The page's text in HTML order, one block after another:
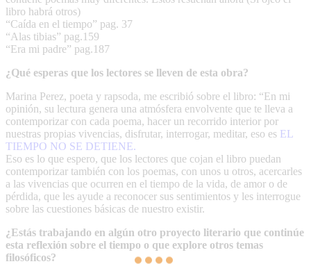
libro habrá otros)
“Caída en el tiempo” pag. 37
“Alas tibias” pag.159
“Era mi padre” pag.187
¿Qué esperas que los lectores se lleven de esta obra?
Marina Perez, poeta y rapsoda, me escribió sobre el libro: “En mi
opinión, su lectura genera una atmósfera envolvente que te lleva a
contemporizar con cada poema, hacer un recorrido interior por
nuestras propias vivencias, disfrutar, interrogar, meditar, eso es EL
TIEMPO NO SE DETIENE.
Eso es lo que espero, que los lectores que cojan el libro puedan
contemporizar también con los poemas, con unos u otros, acercarles
a las vivencias que ocurren en el tiempo de la vida, de amor o de
pérdida, que les ayude a reconocer sus sentimientos y les interrogue
sobre las cuestiones básicas de nuestro existir.
¿Estás trabajando en algún otro proyecto literario que continúe
esta reflexión sobre el tiempo o que explore otros temas
filosóficos?